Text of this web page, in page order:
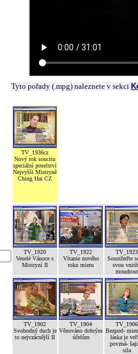
Tyto pořady (.mpg) naleznete v sekci
TV_1936cz
Nový rok soucitu
speciální poselství
Nejvyšši Mistryně
Ching Hai CZ
TV_1920
Veselé Vánoce s
Mistryní II
TV_1922
Vítanie nového
roku mieru
TV_1923
Soustřeďte
svou
moudrost
TV_1902
Svobodný duch je
to nejvzácnější II
TV_1904
Věnováno dobrým
účelům
TV_1906
Bezpod-
láska je
povzná-
sila